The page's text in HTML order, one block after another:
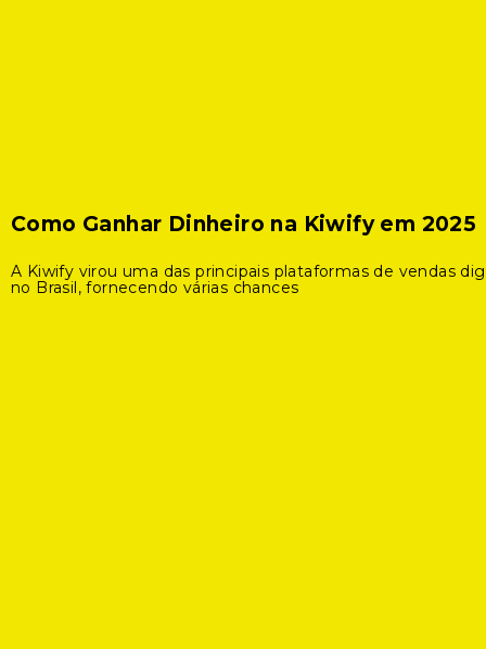
Como Ganhar Dinheiro na Kiwify em 2025
A Kiwify virou uma das principais plataformas de vendas
no Brasil, fornecendo várias chances